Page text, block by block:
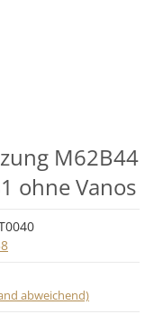
M62B44
ohne Vanos
abweichend)